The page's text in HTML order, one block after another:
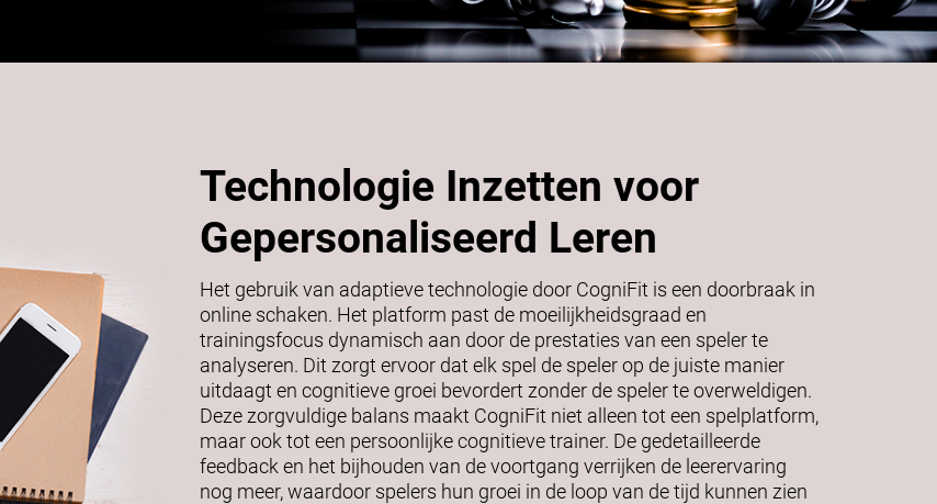
Technologie Inzetten voor
Gepersonaliseerd Leren
Het gebruik van adaptieve technologie door CogniFit is een doorbraak in
online schaken. Het platform past de moeilijkheidsgraad en
trainingsfocus dynamisch aan door de prestaties van een speler te
analyseren. Dit zorgt ervoor dat elk spel de speler op de juiste manier
uitdaagt en cognitieve groei bevordert zonder de speler te overweldigen.
Deze zorgvuldige balans maakt CogniFit niet alleen tot een spelplatform,
maar ook tot een persoonlijke cognitieve trainer. De gedetailleerde
feedback en het bijhouden van de voortgang verrijken de leerervaring
nog meer, waardoor spelers hun groei in de loop van de tijd kunnen zien